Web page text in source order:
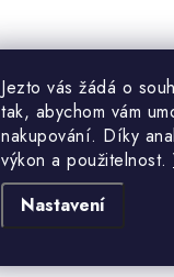
Jezto vás žádá o
tak, abychom vám
nakupování. Díky
výkon a použitelnost.
Nastavení